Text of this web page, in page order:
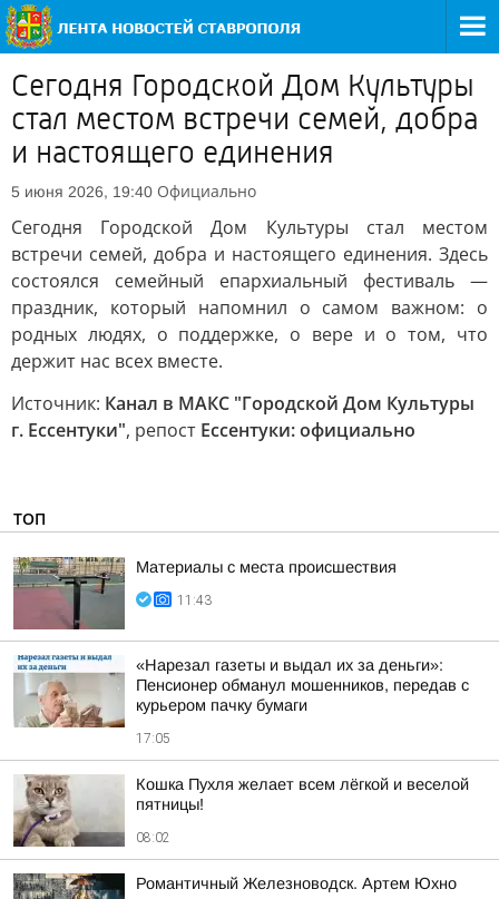
Сегодня Городской Дом Культуры
стал местом встречи семей, добра
и настоящего единения
5 июня 2026, 19:40 Официально
Сегодня Городской Дом Культуры стал местом
встречи семей, добра и настоящего единения. Здесь
состоялся семейный епархиальный фестиваль —
праздник, который напомнил о самом важном: о
родных людях, о поддержке, о вере и о том, что
держит нас всех вместе.
Источник: Канал в МАКС "Городской Дом Культуры
г. Ессентуки", репост Ессентуки: официально
ТОП
Материалы с места происшествия
11:43
«Нарезал газеты и выдал их за деньги»:
Пенсионер обманул мошенников, передав с
курьером пачку бумаги
17:05
Кошка Пухля желает всем лёгкой и веселой
пятницы!
08:02
Романтичный Железноводск. Артем Юхно